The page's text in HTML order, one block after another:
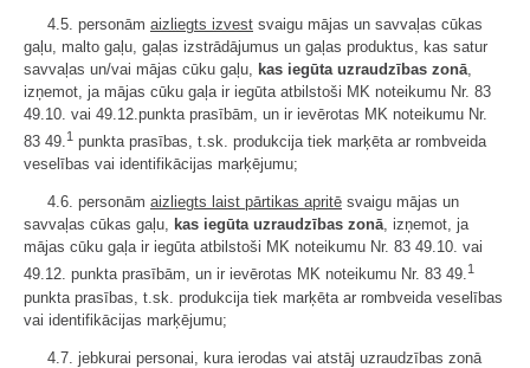
4.5. personām aizliegts izvest svaigu mājas un savvaļas cūkas
gaļu, malto gaļu, gaļas izstrādājumus un gaļas produktus, kas satur
savvaļas un/vai mājas cūku gaļu,
kas iegūta uzraudzības zonā
izņemot, ja mājas cūku gaļa ir iegūta atbilstoši MK noteikumu Nr. 83
49.10. vai 49.12.punkta prasībām, un ir ievērotas MK noteikumu Nr.
83 49.1 punkta prasības, t.sk. produkcija tiek marķēta ar rombveida
veselības vai identifikācijas marķējumu;
4.6. personām aizliegts laist pārtikas apritē svaigu mājas un
savvaļas cūkas gaļu, kas iegūta uzraudzības zonā, izņemot, ja
mājas cūku gaļa ir iegūta atbilstoši MK noteikumu Nr. 83 49.10. vai
49.12. punkta prasībām, un ir ievērotas MK noteikumu Nr. 83 49.1
punkta prasības, t.sk. produkcija tiek marķēta ar rombveida veselības
vai identifikācijas marķējumu;
4.7. jebkurai personai, kura ierodas vai atstāj uzraudzības zonā